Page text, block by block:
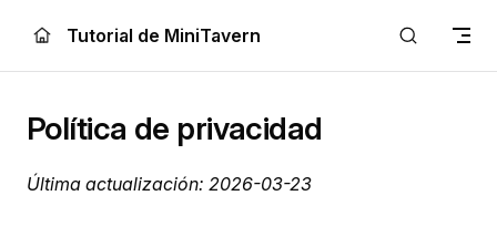
Skip to content
Tutorial de MiniTavern
Política de privacidad
Última actualización: 2026-03-23